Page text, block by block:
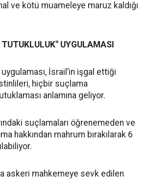
ve kötü muameleye maruz kaldığı
UYGULAMASI
İsrail’in işgal ettiği
hiçbir suçlama
anlamına geliyor.
suçlamaları öğrenemeden ve
hakkından mahrum bırakılarak 6
askeri mahkemeye sevk edilen